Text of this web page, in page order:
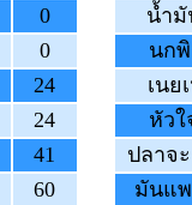
0
0
24
24
41
60
น้ำ
นก
เนย
หัว
ปลาจ
มันแ